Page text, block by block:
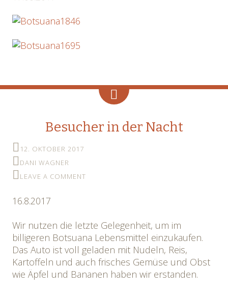
Besucher in der Nacht
12. OKTOBER 2017
DANI WAGNER
LEAVE A COMMENT
16.8.2017
Wir nutzen die letzte Gelegenheit, um im
billigeren Botsuana Lebensmittel einzukaufen.
Das Auto ist voll geladen mit Nudeln, Reis,
Kartoffeln und auch frisches Gemüse und Obst
wie Äpfel und Bananen haben wir erstanden.